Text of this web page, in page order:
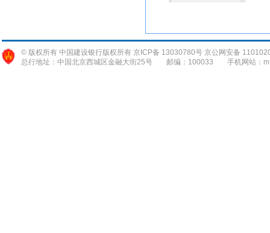
© 版权所有 中国建设银行版权所有 京ICP备 13030780号 京公网安备
总行地址：中国北京西城区金融大街25号
邮编：100033 手机网站：